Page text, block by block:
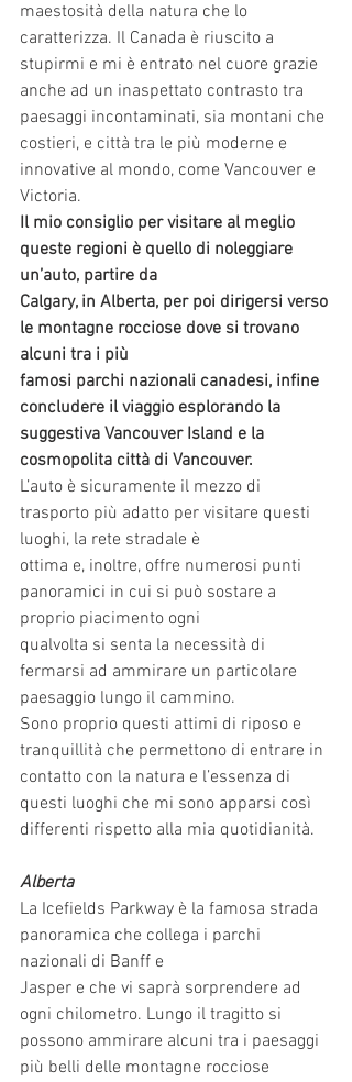
maestosità della natura che lo
caratterizza. Il Canada è riuscito a
stupirmi e mi è entrato nel cuore grazie
anche ad un inaspettato contrasto tra
paesaggi incontaminati, sia montani che
costieri, e città tra le più moderne e
innovative al mondo, come Vancouver e
Victoria.
Il mio consiglio per visitare al meglio
queste regioni è quello di noleggiare
un’auto, partire da
Calgary, in Alberta, per poi dirigersi verso
le montagne rocciose dove si trovano
alcuni tra i più
famosi parchi nazionali canadesi, infine
concludere il viaggio esplorando la
suggestiva Vancouver Island e la
cosmopolita città di Vancouver.
L’auto è sicuramente il mezzo di
trasporto più adatto per visitare questi
luoghi, la rete stradale è
ottima e, inoltre, offre numerosi punti
panoramici in cui si può sostare a
proprio piacimento ogni
qualvolta si senta la necessità di
fermarsi ad ammirare un particolare
paesaggio lungo il cammino.
Sono proprio questi attimi di riposo e
tranquillità che permettono di entrare in
contatto con la natura e l’essenza di
questi luoghi che mi sono apparsi così
differenti rispetto alla mia quotidianità.
Alberta
La Icefields Parkway è la famosa strada
panoramica che collega i parchi
nazionali di Banff e
Jasper e che vi saprà sorprendere ad
ogni chilometro. Lungo il tragitto si
possono ammirare alcuni tra i paesaggi
più belli delle montagne rocciose